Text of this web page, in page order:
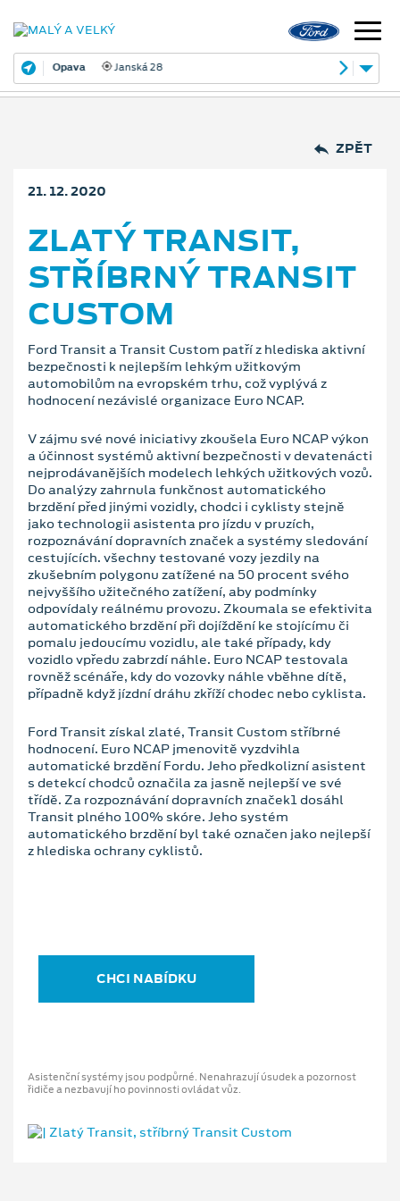
Opava Janská 28
ZPĚT
21. 12. 2020
ZLATÝ TRANSIT,
STŘÍBRNÝ TRANSIT
CUSTOM
Ford Transit a Transit Custom patří z hlediska aktivní
bezpečnosti k nejlepším lehkým užitkovým
automobilům na evropském trhu, což vyplývá z
hodnocení nezávislé organizace Euro NCAP.
V zájmu své nové iniciativy zkoušela Euro NCAP výkon
a účinnost systémů aktivní bezpečnosti v devatenácti
nejprodávanějších modelech lehkých užitkových vozů.
Do analýzy zahrnula funkčnost automatického
brzdění před jinými vozidly, chodci i cyklisty stejně
jako technologii asistenta pro jízdu v pruzích,
rozpoznávání dopravních značek a systémy sledování
cestujících. všechny testované vozy jezdily na
zkušebním polygonu zatížené na 50 procent svého
nejvyššího užitečného zatížení, aby podmínky
odpovídaly reálnému provozu. Zkoumala se efektivita
automatického brzdění při dojíždění ke stojícímu či
pomalu jedoucímu vozidlu, ale také případy, kdy
vozidlo vpředu zabrzdí náhle. Euro NCAP testovala
rovněž scénáře, kdy do vozovky náhle vběhne dítě,
případně když jízdní dráhu zkříží chodec nebo cyklista.
Ford Transit získal zlaté, Transit Custom stříbrné
hodnocení. Euro NCAP jmenovitě vyzdvihla
automatické brzdění Fordu. Jeho předkolizní asistent
s detekcí chodců označila za jasně nejlepší ve své
třídě. Za rozpoznávání dopravních značek1 dosáhl
Transit plného 100% skóre. Jeho systém
automatického brzdění byl také označen jako nejlepší
z hlediska ochrany cyklistů.
CHCI NABÍDKU
Asistenční systémy jsou podpůrné. Nenahrazují úsudek a pozornost
řidiče a nezbavují ho povinnosti ovládat vůz.